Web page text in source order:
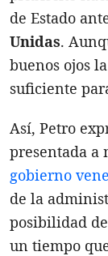
de Estado
Unidas.
buenos ojos
suficiente
Así, Petro
presentada a
gobierno
de la
posibilidad
un tiempo